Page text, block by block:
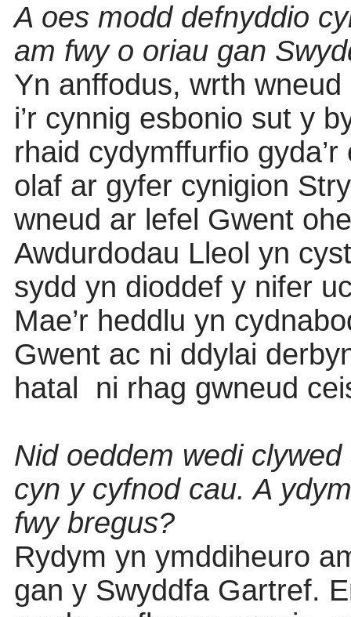
A oes modd defnyddio
am fwy o oriau gan
Yn anffodus, wrth
i’r cynnig esbonio sut y
rhaid cydymffurfio
olaf ar gyfer cynigion
wneud ar lefel Gwent
Awdurdodau Lleol yn
sydd yn dioddef y nifer
Mae’r heddlu yn
Gwent ac ni ddylai
hatal
ni rhag gwneud
Nid oeddem wedi
cyn y cyfnod cau. A
fwy bregus?
Rydym yn ymddiheuro
gan y Swyddfa Gartref.